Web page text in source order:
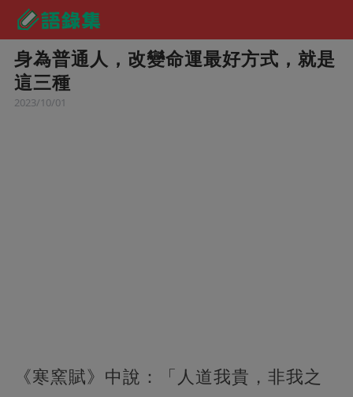
身為普通人，改變命運最好方式，就是
這三種
2023/10/01
《寒窯賦》中說：「人道我貴，非我之